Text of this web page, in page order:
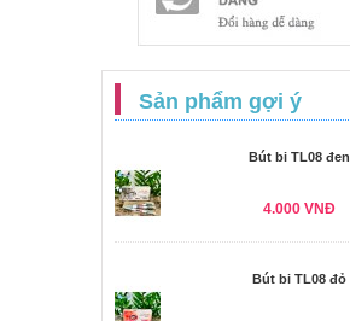
Sản phẩm gợi ý
Bút bi TL08 đen
4.000 VNĐ
Bút bi TL08 đỏ